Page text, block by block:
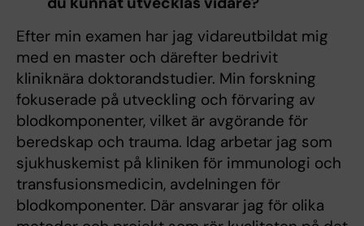
Efter min examen har jag vidareutbildat mig
med en master och därefter bedrivit
kliniknära doktorandstudier. Min forskning
fokuserade på utveckling och förvaring av
blodkomponenter, vilket är avgörande för
beredskap och trauma. Idag arbetar jag som
sjukhuskemist på kliniken för immunologi och
transfusionsmedicin, avdelningen för
blodkomponenter. Där ansvarar jag för olika